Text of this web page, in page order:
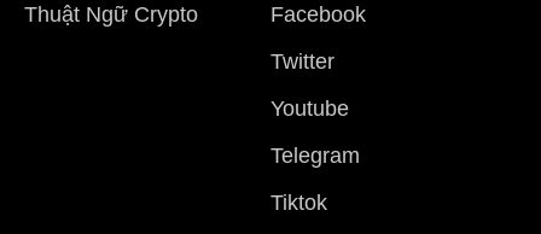
Thuật Ngữ Crypto
Facebook
Twitter
Youtube
Telegram
Tiktok